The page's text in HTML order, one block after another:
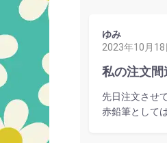
ゆみ
2023年10月18
私の注文間
先日注文させ
赤鉛筆として